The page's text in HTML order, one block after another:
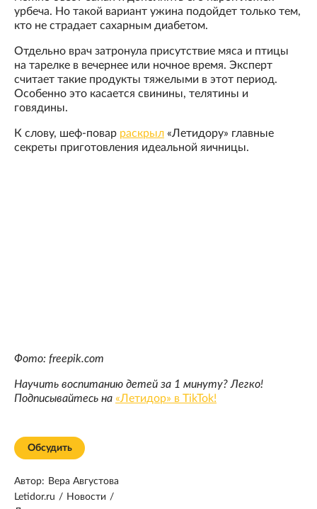
урбеча. Но такой вариант ужина подойдет только тем,
кто не страдает сахарным диабетом.
Отдельно врач затронула присутствие мяса и птицы
на тарелке в вечернее или ночное время. Эксперт
считает такие продукты тяжелыми в этот период.
Особенно это касается свинины, телятины и
говядины.
К слову, шеф-повар раскрыл «Летидору» главные
секреты приготовления идеальной яичницы.
Фото: freepik.com
Научить воспитанию детей за 1 минуту? Легко!
Подписывайтесь на «Летидор» в TikTok!
Обсудить
Автор: Вера Августова
Letidor.ru / Новости /